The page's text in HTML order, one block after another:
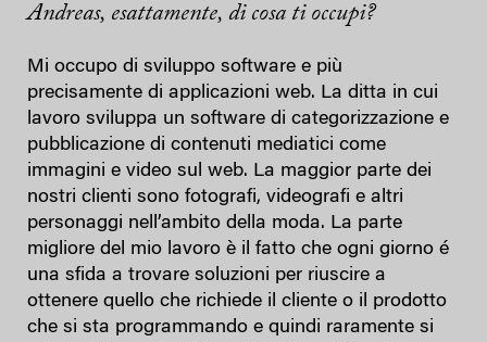
Andreas, esattamente, di cosa ti occupi?
Mi occupo di sviluppo software e più
precisamente di applicazioni web. La ditta in cui
lavoro sviluppa un software di categorizzazione e
pubblicazione di contenuti mediatici come
immagini e video sul web. La maggior parte dei
nostri clienti sono fotografi, videografi e altri
personaggi nell’ambito della moda. La parte
migliore del mio lavoro è il fatto che ogni giorno é
una sfida a trovare soluzioni per riuscire a
ottenere quello che richiede il cliente o il prodotto
che si sta programmando e quindi raramente si